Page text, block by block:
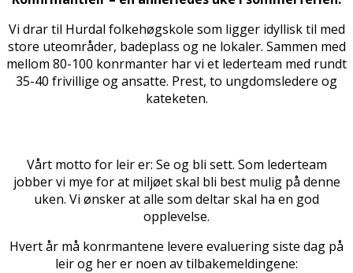
Vi drar til Hurdal folkehøgskole som ligger idyllisk til med
store uteområder, badeplass og fine lokaler. Sammen med
mellom 80-100 konfirmanter har vi et lederteam med rundt
35-40 frivillige og ansatte. Prest, to ungdomsledere og
kateketen.
Vårt motto for leir er: Se og bli sett. Som lederteam
jobber vi mye for at miljøet skal bli best mulig på denne
uken. Vi ønsker at alle som deltar skal ha en god
opplevelse.
Hvert år må konfirmantene levere evaluering siste dag på
leir og her er noen av tilbakemeldingene: